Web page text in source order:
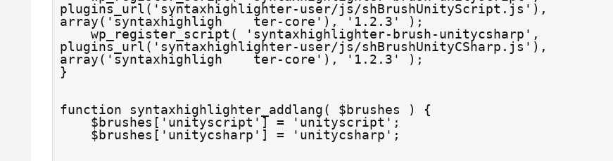
plugins_url('syntaxhighlighter-user/js/shBrushUnityScript.js'),
array('syntaxhighligh    ter-core'), '1.2.3' );
plugins_url('syntaxhighlighter-user/js/shBrushUnityCSharp.js'),
array('syntaxhighligh    ter-core'), '1.2.3' );
}
function syntaxhighlighter_addlang( $brushes ) {
    $brushes['unitycsharp'] = 'unitycsharp';